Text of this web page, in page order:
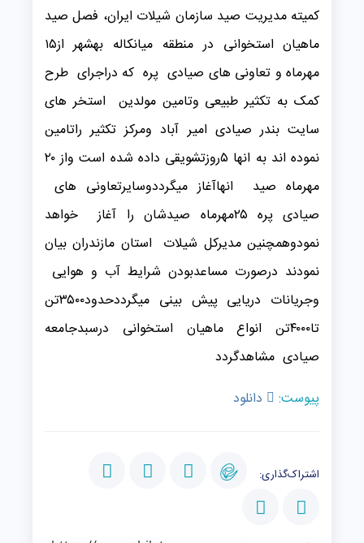
کمیته مدیریت صید سازمان شیلات ایران، فصل صید
ماهیان استخوانی در منطقه میانکاله بهشهر از۱۵
مهرماه و تعاونی های صیادی پره که دراجرای طرح
کمک به تکثیر طبیعی وتامین مولدین استخر های
سایت بندر صیادی امیر آباد ومرکز تکثیر راتامین
نموده اند به انها ۵روزتشویقی داده شده است واز ۲۰
مهرماه صید انهاآغاز میگرددوسایرتعاونی های
صیادی پره ۲۵مهرماه صیدشان را آغاز خواهد
نمودوهمچنین مدیرکل شیلات استان مازندران بیان
نمودند درصورت مساعدبودن شرایط آب و هوایی
وجریانات دریایی پیش بینی میگرددحدود۳۵۰۰تن
تا۴۰۰۰تن انواع ماهیان استخوانی درسبدجامعه
صیادی مشاهدگردد
پیوست:
دانلود
اشتراک‌گذاری: